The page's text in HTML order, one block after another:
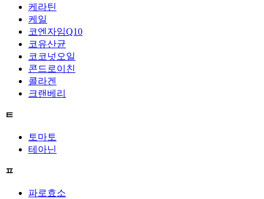
케라틴
케일
코엔자임Q10
코유산균
코코넛오일
콘드로이친
콜라겐
크랜베리
ㅌ
토마토
테아닌
ㅍ
파로효소